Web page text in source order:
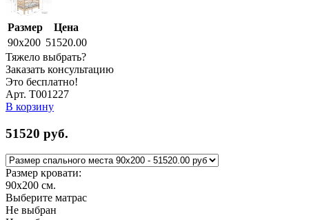
Размер
Цена
90x200 51520.00
Тяжело выбрать?
Заказать консультацию
Это бесплатно!
Арт. Т001227
В корзину
51520 руб.
Размер кровати:
90x200 см.
Выберите матрас
Не выбран